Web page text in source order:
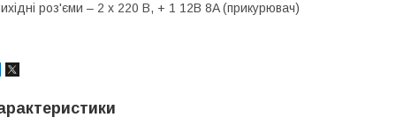
роз'єми – 2 x 220 В, + 1 12В 8A (прикурювач)